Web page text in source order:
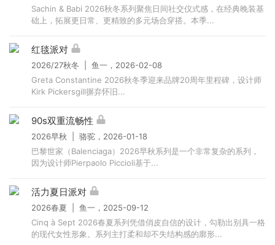
Sachin & Babi 2026秋冬系列聚焦日间社交仪式感，在经典晚装基
础上，拓展更日常、更精致的多元场合穿搭。本季...
红毯派对
2026/27秋冬 | 鱼一，2026-02-08
Greta Constantine 2026秋冬季迎来品牌20周年里程碑，设计师
Kirk Pickersgill摒弃怀旧...
90s双重流畅性
2026早秋 | 骆驼，2026-01-18
巴黎世家（Balenciaga）2026早秋系列是一个非常复杂的系列，
因为设计师Pierpaolo Piccioli基于...
活力夏日派对
2026春夏 | 鱼一，2025-09-12
Cinq à Sept 2026春夏系列凭借俏皮自信的设计，勾勒出别具一格
的现代女性形象。系列主打柔和却不失结构感的廓形...